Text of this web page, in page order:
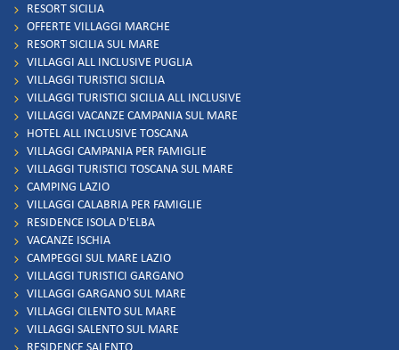
RESORT SICILIA
OFFERTE VILLAGGI MARCHE
RESORT SICILIA SUL MARE
VILLAGGI ALL INCLUSIVE PUGLIA
VILLAGGI TURISTICI SICILIA
VILLAGGI TURISTICI SICILIA ALL INCLUSIVE
VILLAGGI VACANZE CAMPANIA SUL MARE
HOTEL ALL INCLUSIVE TOSCANA
VILLAGGI CAMPANIA PER FAMIGLIE
VILLAGGI TURISTICI TOSCANA SUL MARE
CAMPING LAZIO
VILLAGGI CALABRIA PER FAMIGLIE
RESIDENCE ISOLA D'ELBA
VACANZE ISCHIA
CAMPEGGI SUL MARE LAZIO
VILLAGGI TURISTICI GARGANO
VILLAGGI GARGANO SUL MARE
VILLAGGI CILENTO SUL MARE
VILLAGGI SALENTO SUL MARE